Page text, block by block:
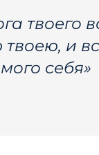
твоего
и
себя»